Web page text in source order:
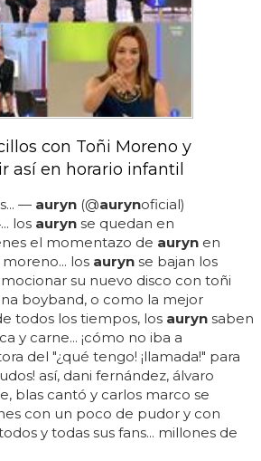
con Toñi Moreno y
así en horario infantil
— auryn (@aurynoficial)
los auryn se quedan en
el momentazo de auryn en
los auryn se bajan los
su nuevo disco con toñi
boyband, o como la mejor
todos los tiempos, los auryn saben
y carne... ¡cómo no iba a
del "¿qué tengo! ¡llamada!" para
así, dani fernández, álvaro
blas cantó y carlos marco se
con un poco de pudor y con
y todas sus fans... millones de